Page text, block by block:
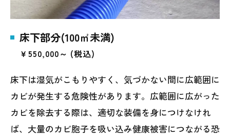
床下部分(100㎡未満)
￥550,000～ (税込)
床下は湿気がこもりやすく、気づかない間に広範囲に
カビが発生する危険性があります。広範囲に広がった
カビを除去する際は、適切な装備を身につけなけれ
ば、大量のカビ胞子を吸い込み健康被害につながる恐